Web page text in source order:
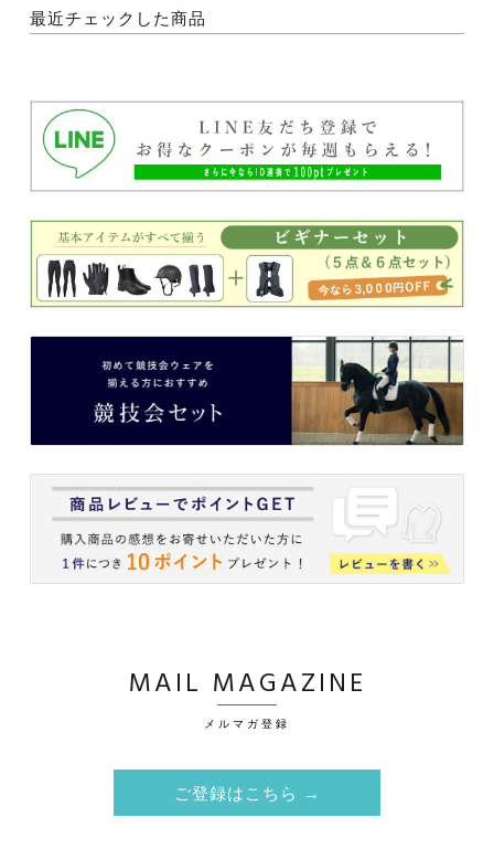
最近チェックした商品
MAIL MAGAZINE
メルマガ登録
ご登録はこちら →